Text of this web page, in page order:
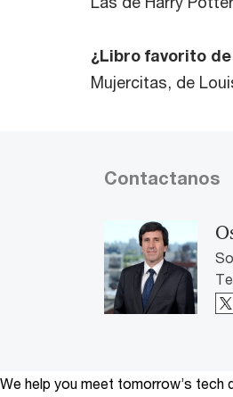
¿Libro favorito
Mujercitas, de
Contactanos
We help you meet tomorrow’s tech